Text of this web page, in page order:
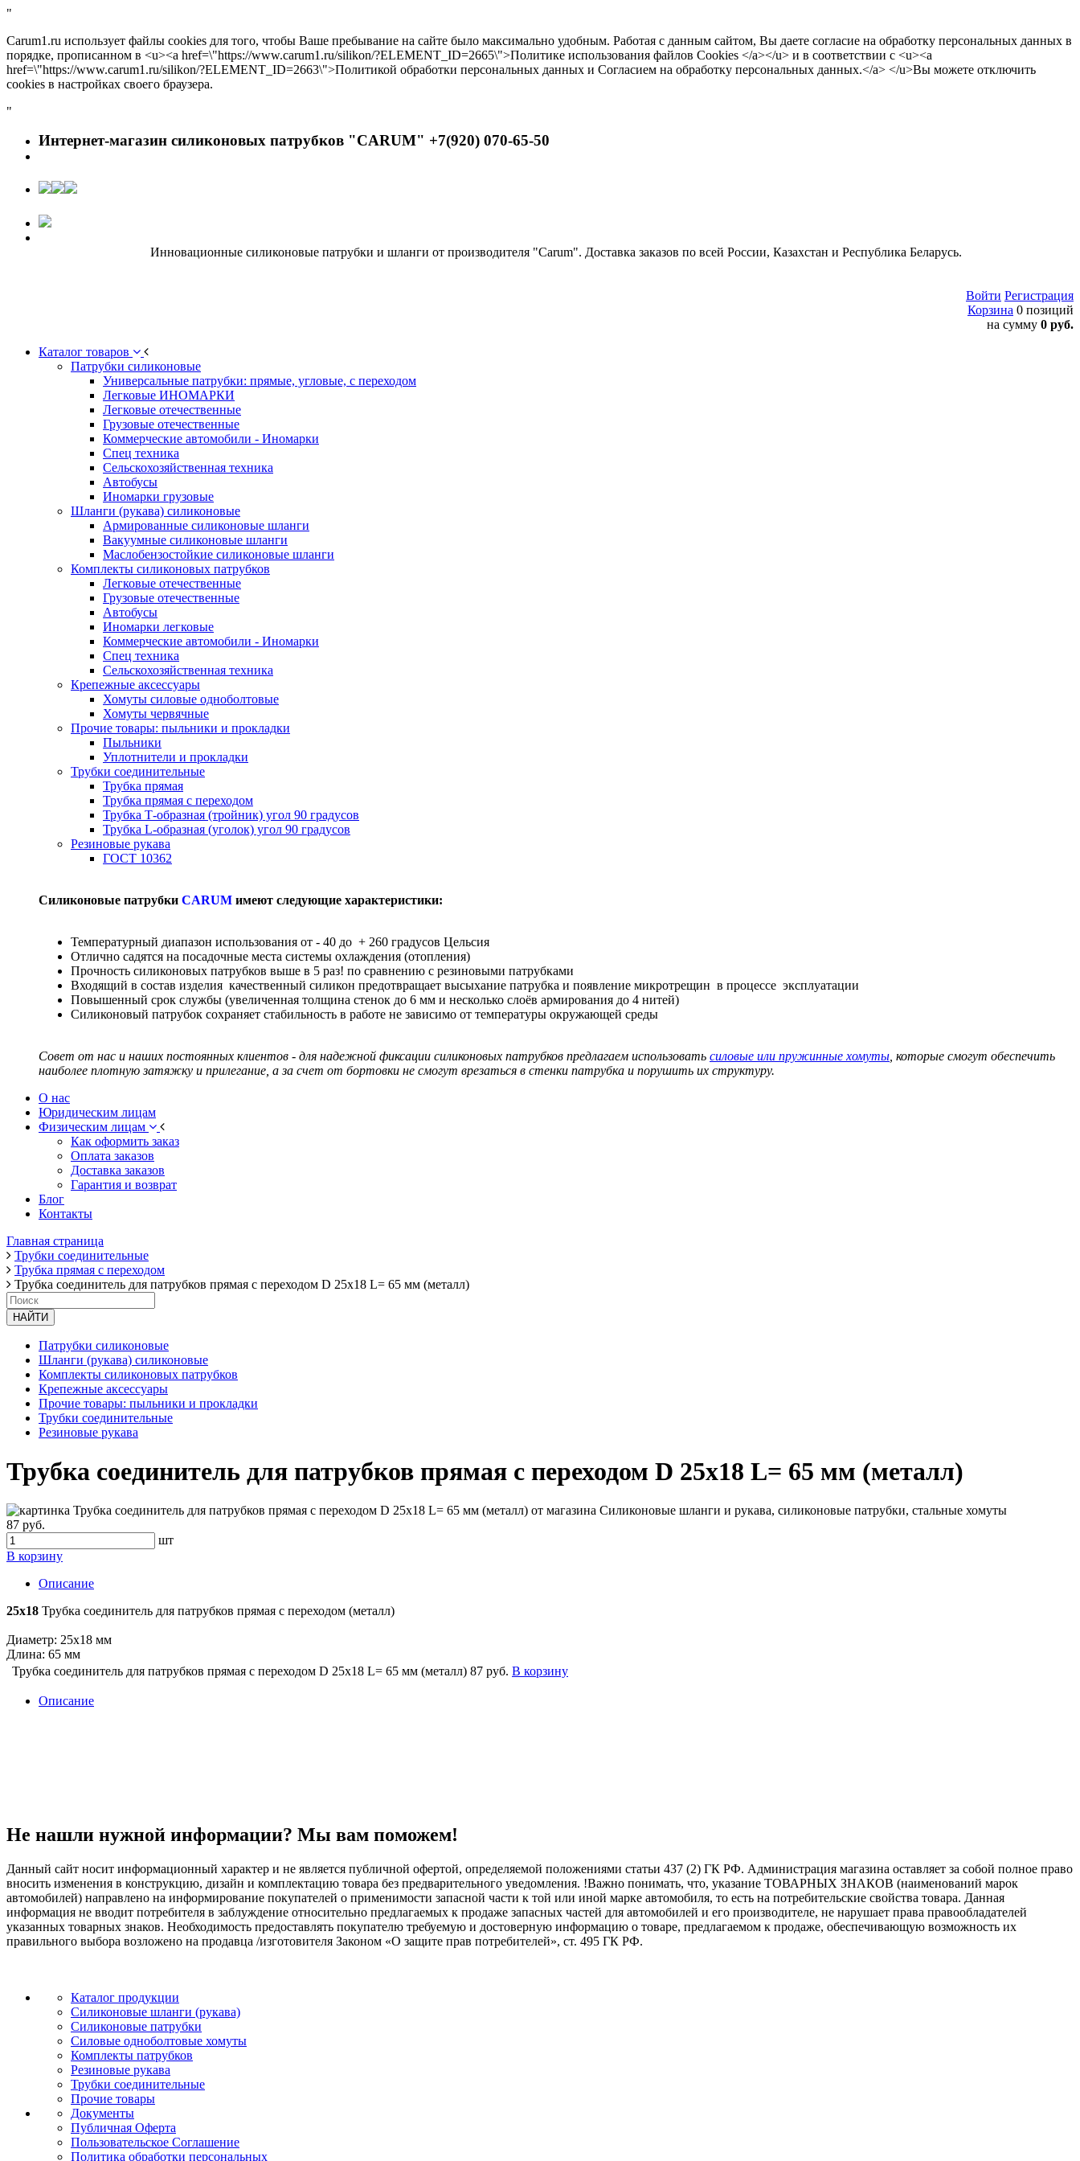
"
Carum1.ru использует файлы cookies для того, чтобы Ваше пребывание на сайте было максимально удобным. Работая с данным сайтом, Вы даете согласие на обработку персональных данных в
порядке, прописанном в <u><a href=\"https://www.carum1.ru/silikon/?ELEMENT_ID=2665\">Политике использования файлов Cookies </a></u> и в соответствии с <u><a
href=\"https://www.carum1.ru/silikon/?ELEMENT_ID=2663\">Политикой обработки персональных данных и Согласием на обработку персональных данных.</a> </u>Вы можете отключить
cookies в настройках своего браузера.
"
Интернет-магазин силиконовых патрубков "CARUM" +7(920) 070-65-50
Инновационные силиконовые патрубки и шланги от производителя "Carum". Доставка заказов по всей России, Казахстан и Республика Беларусь.
Войти Регистрация
Корзина 0 позиций
на сумму 0 руб.
Каталог товаров
Патрубки силиконовые
Универсальные патрубки: прямые, угловые, с переходом
Легковые ИНОМАРКИ
Легковые отечественные
Грузовые отечественные
Коммерческие автомобили - Иномарки
Спец техника
Сельскохозяйственная техника
Автобусы
Иномарки грузовые
Шланги (рукава) силиконовые
Армированные силиконовые шланги
Вакуумные силиконовые шланги
Маслобензостойкие силиконовые шланги
Комплекты силиконовых патрубков
Легковые отечественные
Грузовые отечественные
Автобусы
Иномарки легковые
Коммерческие автомобили - Иномарки
Спец техника
Сельскохозяйственная техника
Крепежные аксессуары
Хомуты силовые одноболтовые
Хомуты червячные
Прочие товары: пыльники и прокладки
Пыльники
Уплотнители и прокладки
Трубки соединительные
Трубка прямая
Трубка прямая с переходом
Трубка Т-образная (тройник) угол 90 градусов
Трубка L-образная (уголок) угол 90 градусов
Резиновые рукава
ГОСТ 10362
Силиконовые патрубки CARUM имеют следующие характеристики:
Температурный диапазон использования от - 40 до + 260 градусов Цельсия
Отлично садятся на посадочные места системы охлаждения (отопления)
Прочность силиконовых патрубков выше в 5 раз! по сравнению с резиновыми патрубками
Входящий в состав изделия качественный силикон предотвращает высыхание патрубка и появление микротрещин в процессе эксплуатации
Повышенный срок службы (увеличенная толщина стенок до 6 мм и несколько слоёв армирования до 4 нитей)
Силиконовый патрубок сохраняет стабильность в работе не зависимо от температуры окружающей среды
Совет от нас и наших постоянных клиентов - для надежной фиксации силиконовых патрубков предлагаем использовать силовые или пружинные хомуты , которые смогут обеспечить
наиболее плотную затяжку и прилегание, а за счет от бортовки не смогут врезаться в стенки патрубка и порушить их структуру.
О нас
Юридическим лицам
Физическим лицам
Как оформить заказ
Оплата заказов
Доставка заказов
Гарантия и возврат
Блог
Контакты
Главная страница
Трубки соединительные
Трубка прямая с переходом
Трубка соединитель для патрубков прямая с переходом D 25х18 L= 65 мм (металл)
НАЙТИ
Патрубки силиконовые
Шланги (рукава) силиконовые
Комплекты силиконовых патрубков
Крепежные аксессуары
Прочие товары: пыльники и прокладки
Трубки соединительные
Резиновые рукава
Трубка соединитель для патрубков прямая с переходом D 25х18 L= 65 мм (металл)
87 руб.
шт
В корзину
Описание
25х18 Трубка соединитель для патрубков прямая с переходом (металл)
Диаметр: 25х18 мм
Длина: 65 мм
Трубка соединитель для патрубков прямая с переходом D 25х18 L= 65 мм (металл) 87 руб. В корзину
Описание
Не нашли нужной информации? Мы вам поможем!
Данный сайт носит информационный характер и не является публичной офертой, определяемой положениями статьи 437 (2) ГК РФ. Администрация магазина оставляет за собой полное право
вносить изменения в конструкцию, дизайн и комплектацию товара без предварительного уведомления. !Важно понимать, что, указание ТОВАРНЫХ ЗНАКОВ (наименований марок
автомобилей) направлено на информирование покупателей о применимости запасной части к той или иной марке автомобиля, то есть на потребительские свойства товара. Данная
информация не вводит потребителя в заблуждение относительно предлагаемых к продаже запасных частей для автомобилей и его производителе, не нарушает права правообладателей
указанных товарных знаков. Необходимость предоставлять покупателю требуемую и достоверную информацию о товаре, предлагаемом к продаже, обеспечивающую возможность их
правильного выбора возложено на продавца /изготовителя Законом «О защите прав потребителей», ст. 495 ГК РФ.
Каталог продукции
Силиконовые шланги (рукава)
Силиконовые патрубки
Силовые одноболтовые хомуты
Комплекты патрубков
Резиновые рукава
Трубки соединительные
Прочие товары
Документы
Публичная Оферта
Пользовательское Соглашение
Политика обработки персональных